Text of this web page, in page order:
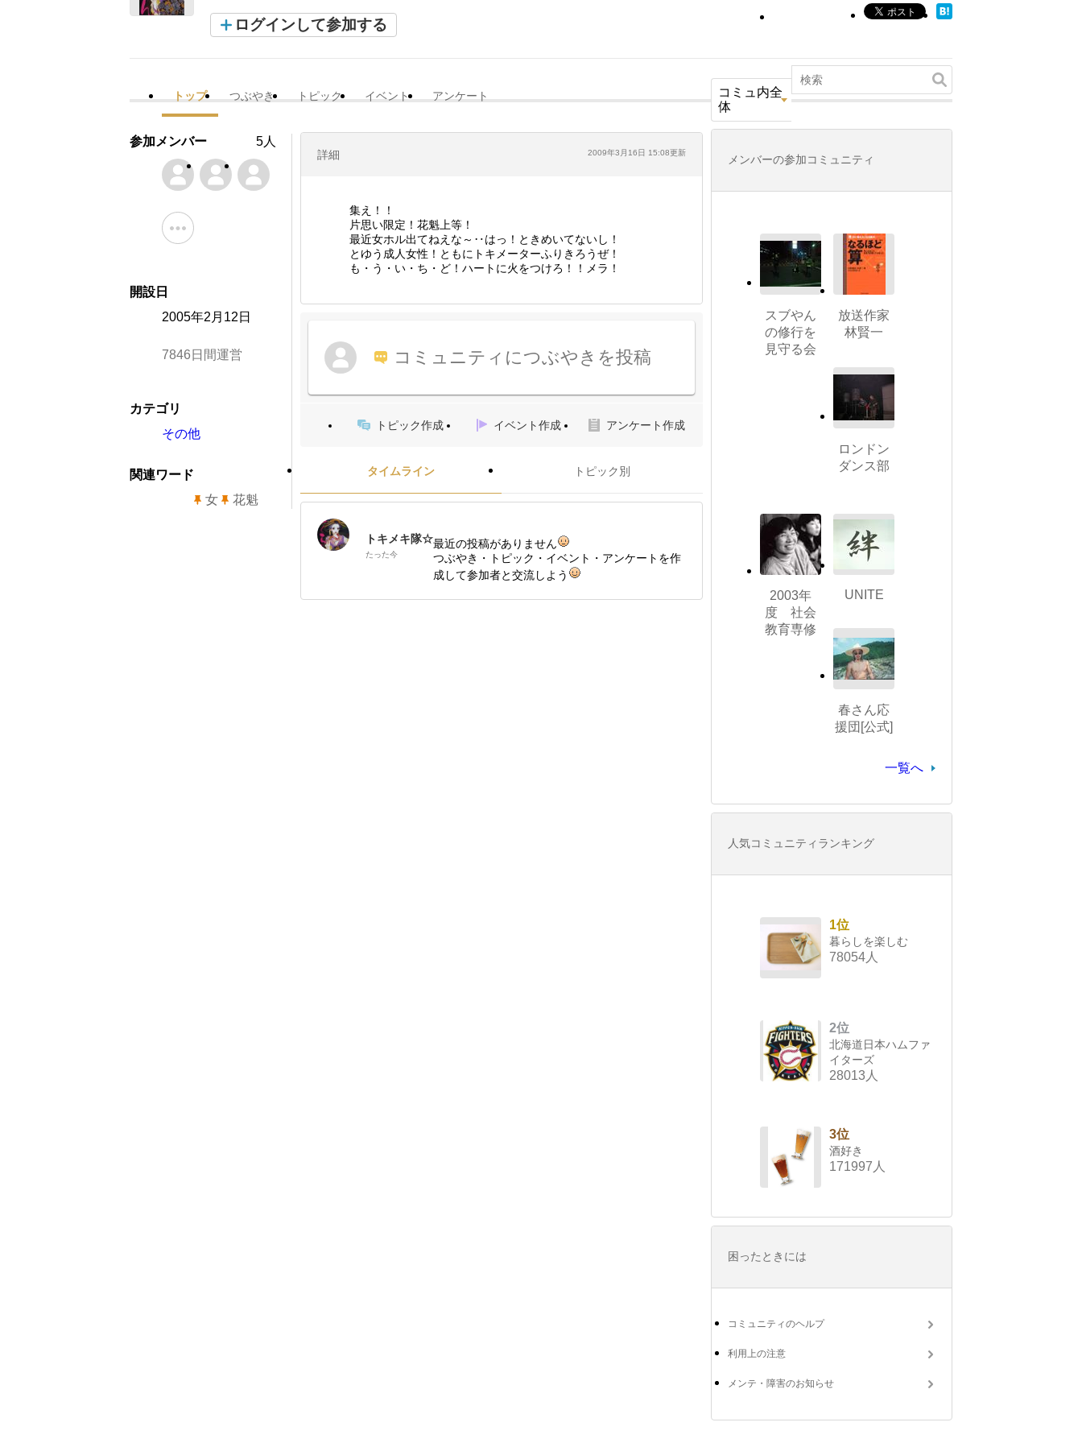
ログインして参加する
トップ つぶやき トピック イベント アンケート
コミュ内全
体
詳細 2009年3月16日 15:08更新
集え！！
片思い限定！花魁上等！
最近女ホル出てねえな～‥はっ！ときめいてないし！
とゆう成人女性！ともにトキメーターふりきろうぜ！
も・う・い・ち・ど！ハートに火をつけろ！！メラ！
コミュニティにつぶやきを投稿
トピック作成 イベント作成 アンケート作成
タイムライン トピック別
トキメキ隊☆
たった今
最近の投稿がありません
つぶやき・トピック・イベント・アンケートを作
成して参加者と交流しよう
参加メンバー 5人
開設日
2005年2月12日
7846日間運営
カテゴリ
その他
関連ワード
女
花魁
メンバーの参加コミュニティ
スブやん
の修行を
見守る会
放送作家
林賢一
ロンドン
ダンス部
2003年
度 社会
教育専修
UNITE
春さん応
援団[公式]
一覧へ
人気コミュニティランキング
1位
暮らしを楽しむ
78054人
2位
北海道日本ハムファ
イターズ
28013人
3位
酒好き
171997人
困ったときには
コミュニティのヘルプ
利用上の注意
メンテ・障害のお知らせ